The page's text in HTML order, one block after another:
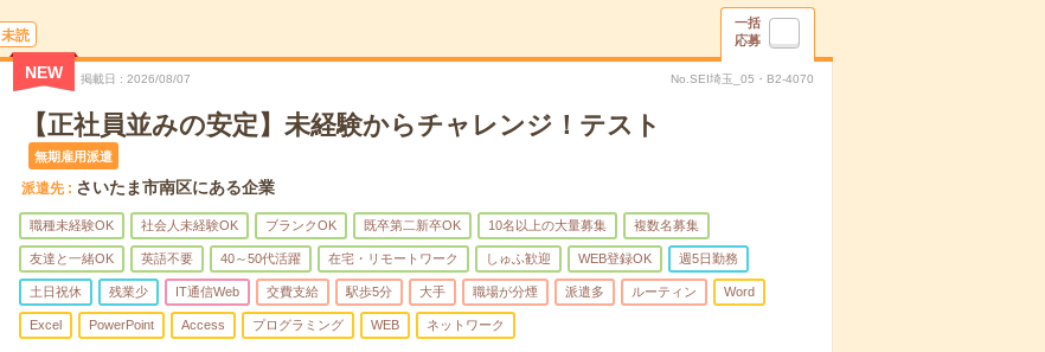
未読
一括
応募
NEW 掲載日 2026/08/07 No.SEI埼玉_05・B2-4070
【正社員並みの安定】未経験からチャレンジ！テスト
無期雇用派遣
派遣先 さいたま市南区にある企業
職種未経験OK 社会人未経験OK ブランクOK 既卒第二新卒OK 10名以上の大量募集 複数名募集
友達と一緒OK 英語不要 40～50代活躍 在宅・リモートワーク しゅふ歓迎 WEB登録OK 週5日勤務
土日祝休 残業少 IT通信Web 交費支給 駅歩5分 大手 職場が分煙 派遣多 ルーティン Word
Excel PowerPoint Access プログラミング WEB ネットワーク